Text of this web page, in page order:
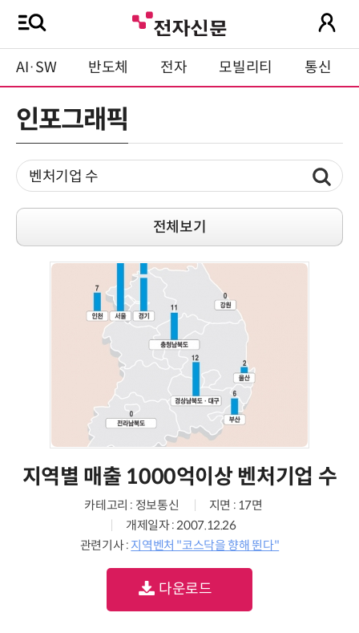
AI·SW 반도체 전자 모빌리티 통신
인포그래픽
전체보기
지역별 매출 1000억이상 벤처기업 수
카테고리 : 정보통신
지면 : 17면
개제일자 : 2007.12.26
관련기사 : 지역벤처 "코스닥을 향해 뛴다"
다운로드